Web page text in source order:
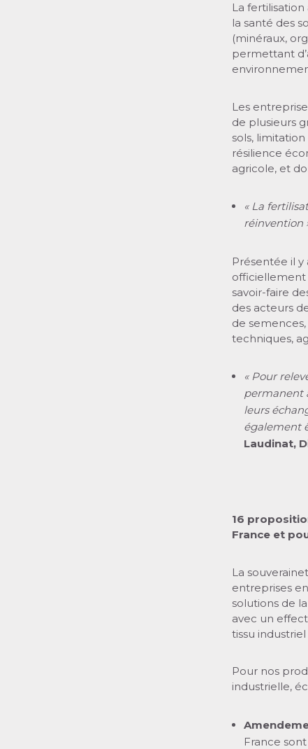
La
la santé des
(minéraux,
permettant
Les
de plusieurs
sols,
résilience
agricole, et
« La
réinvention
Présentée il y
officiellement
savoir-faire
des acteurs
de
techniques,
« Pour
permanent
leurs
également
Laudinat,
16
France et
La
entreprises
solutions de
avec un
tissu
Pour nos
industrielle,
France